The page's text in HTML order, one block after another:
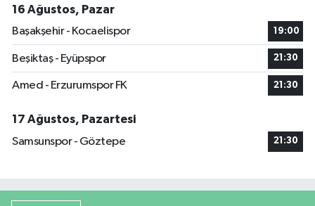
16 Ağustos, Pazar
Başakşehir - Kocaelispor
19:00
Beşiktaş - Eyüpspor 21:30
Amed - Erzurumspor FK 21:30
17 Ağustos, Pazartesi
Samsunspor - Göztepe
21:30